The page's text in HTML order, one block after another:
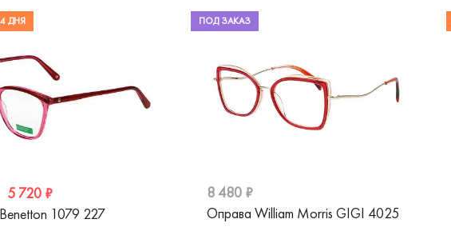
ДНЯ
5 720 ₽
1079 227
ПОД ЗАКАЗ
8 480 ₽
Оправа William Morris GIGI 4025